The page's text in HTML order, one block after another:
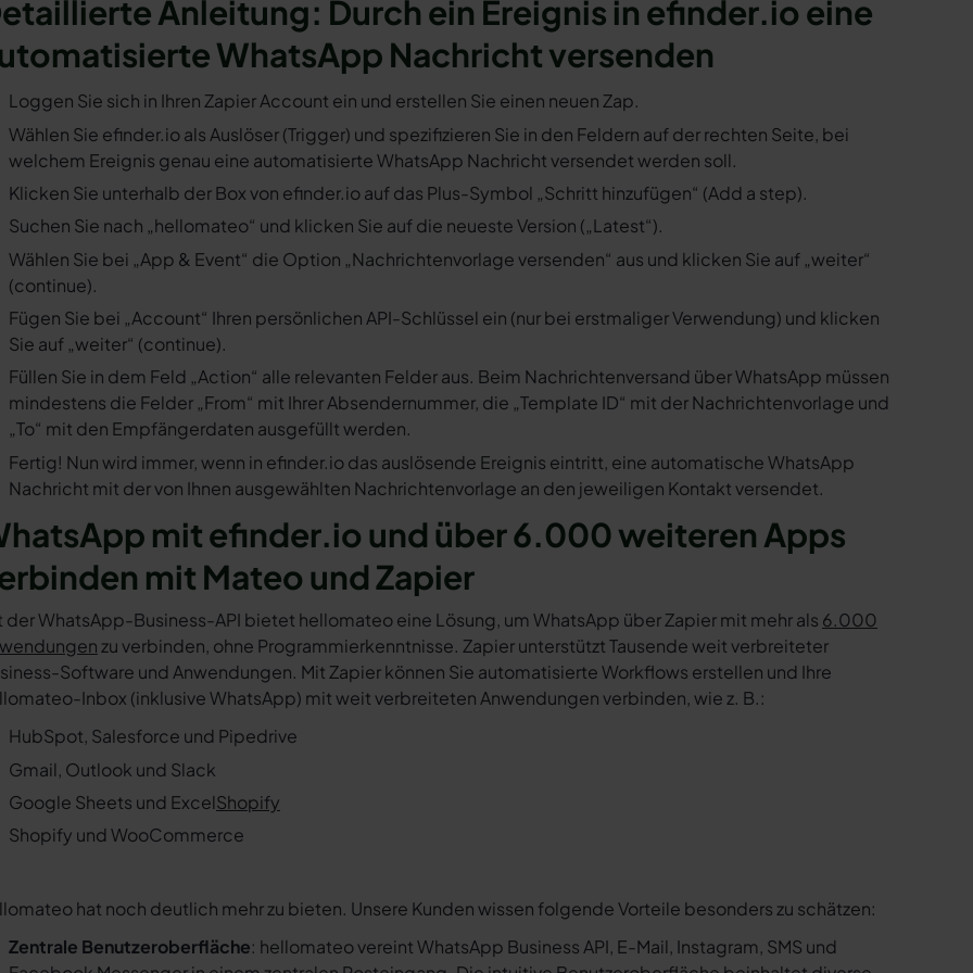
Anleitung: Durch ein Ereignis in efinder.io eine
WhatsApp Nachricht versenden
Loggen Sie sich in Ihren Zapier Account ein und erstellen Sie einen neuen Zap.
Wählen Sie efinder.io als Auslöser (Trigger) und spezifizieren Sie in den Feldern auf der rechten Seite, bei
welchem Ereignis genau eine automatisierte WhatsApp Nachricht versendet werden soll.
Klicken Sie unterhalb der Box von efinder.io auf das Plus-Symbol „Schritt hinzufügen“ (Add a step).
Suchen Sie nach „hellomateo“ und klicken Sie auf die neueste Version („Latest“).
Wählen Sie bei „App & Event“ die Option „Nachrichtenvorlage versenden“ aus und klicken Sie auf „weiter“
(continue).
Fügen Sie bei „Account“ Ihren persönlichen API-Schlüssel ein (nur bei erstmaliger Verwendung) und klicken
Sie auf „weiter“ (continue).
Füllen Sie in dem Feld „Action“ alle relevanten Felder aus. Beim Nachrichtenversand über WhatsApp müssen
mindestens die Felder „From“ mit Ihrer Absendernummer, die „Template ID“ mit der Nachrichtenvorlage und
„To“ mit den Empfängerdaten ausgefüllt werden.
Fertig! Nun wird immer, wenn in efinder.io das auslösende Ereignis eintritt, eine automatische WhatsApp
Nachricht mit der von Ihnen ausgewählten Nachrichtenvorlage an den jeweiligen Kontakt versendet.
mit efinder.io und über 6.000 weiteren Apps
mit Mateo und Zapier
der WhatsApp-Business-API bietet hellomateo eine Lösung, um WhatsApp über Zapier mit mehr als 6.000
zu verbinden, ohne Programmierkenntnisse. Zapier unterstützt Tausende weit verbreiteter
Software und Anwendungen. Mit Zapier können Sie automatisierte Workflows erstellen und Ihre
Inbox (inklusive WhatsApp) mit weit verbreiteten Anwendungen verbinden, wie z. B.:
HubSpot, Salesforce und Pipedrive
Gmail, Outlook und Slack
Google Sheets und ExcelShopify
Shopify und WooCommerce
hat noch deutlich mehr zu bieten. Unsere Kunden wissen folgende Vorteile besonders zu schätzen:
Zentrale Benutzeroberfläche: hellomateo vereint WhatsApp Business API, E-Mail, Instagram, SMS und